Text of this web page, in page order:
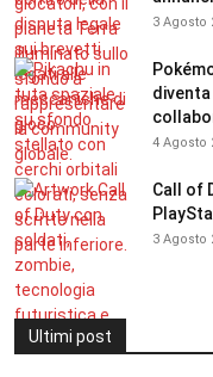
3 Agosto
4 Agosto
Call of
3 Agosto
Ultimi post